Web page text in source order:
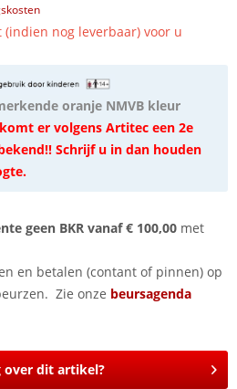
nog leverbaar) voor u
oranje NMVB kleur
er volgens Artitec een 2e
Schrijf u in dan houden
geen BKR vanaf € 100,00 met
en betalen (contant of pinnen) op
Zie onze beursagenda
over dit artikel?